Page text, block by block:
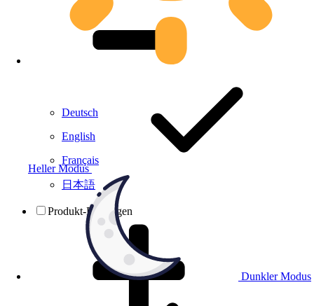
Heller Modus
Dunkler Modus
Deutsch
English
Français
日本語
Produkt-Prüfungen